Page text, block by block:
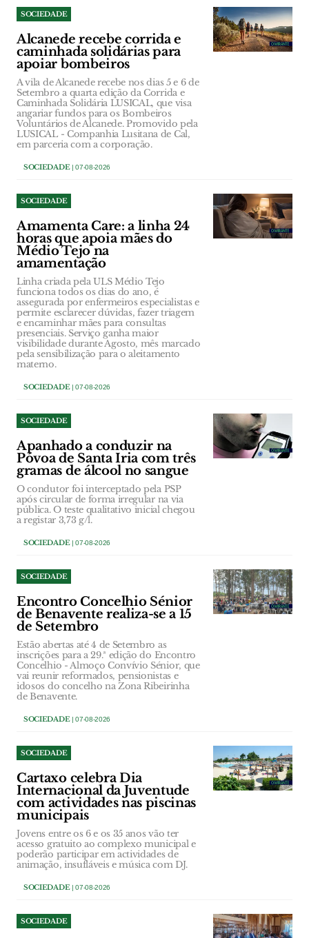
SOCIEDADE
Alcanede recebe corrida e
caminhada solidárias para
apoiar bombeiros
A vila de Alcanede recebe nos dias 5 e 6 de
Setembro a quarta edição da Corrida e
Caminhada Solidária LUSICAL, que visa
angariar fundos para os Bombeiros
Voluntários de Alcanede. Promovido pela
LUSICAL - Companhia Lusitana de Cal,
em parceria com a corporação.
SOCIEDADE| 07-08-2026
SOCIEDADE
Amamenta Care: a linha 24
horas que apoia mães do
Médio Tejo na
amamentação
Linha criada pela ULS Médio Tejo
funciona todos os dias do ano, é
assegurada por enfermeiros especialistas e
permite esclarecer dúvidas, fazer triagem
e encaminhar mães para consultas
presenciais. Serviço ganha maior
visibilidade durante Agosto, mês marcado
pela sensibilização para o aleitamento
materno.
SOCIEDADE| 07-08-2026
SOCIEDADE
Apanhado a conduzir na
Póvoa de Santa Iria com três
gramas de álcool no sangue
O condutor foi interceptado pela PSP
após circular de forma irregular na via
pública. O teste qualitativo inicial chegou
a registar 3,73 g/l.
SOCIEDADE| 07-08-2026
SOCIEDADE
Encontro Concelhio Sénior
de Benavente realiza-se a 15
de Setembro
Estão abertas até 4 de Setembro as
inscrições para a 29.ª edição do Encontro
Concelhio - Almoço Convívio Sénior, que
vai reunir reformados, pensionistas e
idosos do concelho na Zona Ribeirinha
de Benavente.
SOCIEDADE| 07-08-2026
SOCIEDADE
Cartaxo celebra Dia
Internacional da Juventude
com actividades nas piscinas
municipais
Jovens entre os 6 e os 35 anos vão ter
acesso gratuito ao complexo municipal e
poderão participar em actividades de
animação, insufláveis e música com DJ.
SOCIEDADE| 07-08-2026
SOCIEDADE